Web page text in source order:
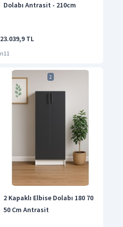
Dolabı Antrasit - 210cm
23.039,9 TL
n11
2
2 Kapaklı Elbise Dolabı 180 70
50 Cm Antrasit